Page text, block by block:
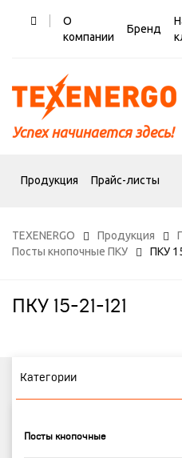
О
компании
Бренд
Успех начинается здесь!
Продукция Прайс-листы
TEXENERGO Продукция
Посты кнопочные ПКУ
ПКУ
ПКУ 15-21-121
Категории
Посты кнопочные